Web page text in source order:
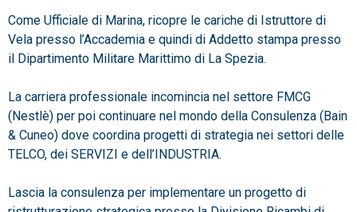
Come Ufficiale di Marina, ricopre le cariche di Istruttore di
Vela presso l’Accademia e quindi di Addetto stampa presso
il Dipartimento Militare Marittimo di La Spezia.
La carriera professionale incomincia nel settore FMCG
(Nestlè) per poi continuare nel mondo della Consulenza (Bain
& Cuneo) dove coordina progetti di strategia nei settori delle
TELCO, dei SERVIZI e dell’INDUSTRIA.
Lascia la consulenza per implementare un progetto di